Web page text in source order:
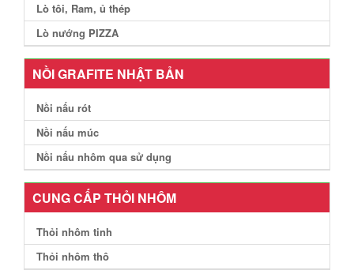
Lò tôi, Ram, ủ thép
Lò nướng PIZZA
NỒI GRAFITE NHẬT BẢN
Nồi nấu rót
Nồi nấu múc
Nồi nấu nhôm qua sử dụng
CUNG CẤP THỎI NHÔM
Thỏi nhôm tinh
Thỏi nhôm thô